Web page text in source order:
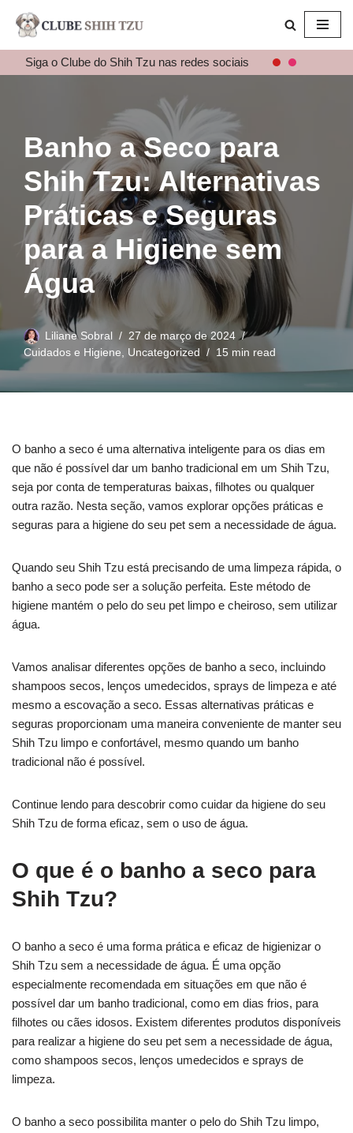
paraSiga o Clube do Shih Tzu nas redes sociais
Banho a Seco para
Shih Tzu: Alternativas
Práticas e Seguras
para a Higiene sem
Água
Liliane Sobral
27 de março de 2024
Cuidados e Higiene
Uncategorized 15 min read
O banho a seco é uma alternativa inteligente para os dias em
que não é possível dar um banho tradicional em um Shih Tzu,
seja por conta de temperaturas baixas, filhotes ou qualquer
outra razão. Nesta seção, vamos explorar opções práticas e
seguras para a higiene do seu pet sem a necessidade de água.
Quando seu Shih Tzu está precisando de uma limpeza rápida, o
banho a seco pode ser a solução perfeita. Este método de
higiene mantém o pelo do seu pet limpo e cheiroso, sem utilizar
água.
Vamos analisar diferentes opções de banho a seco, incluindo
shampoos secos, lenços umedecidos, sprays de limpeza e até
mesmo a escovação a seco. Essas alternativas práticas e
seguras proporcionam uma maneira conveniente de manter seu
Shih Tzu limpo e confortável, mesmo quando um banho
tradicional não é possível.
Continue lendo para descobrir como cuidar da higiene do seu
Shih Tzu de forma eficaz, sem o uso de água.
O que é o banho a seco para
Shih Tzu?
O banho a seco é uma forma prática e eficaz de higienizar o
Shih Tzu sem a necessidade de água. É uma opção
especialmente recomendada em situações em que não é
possível dar um banho tradicional, como em dias frios, para
filhotes ou cães idosos. Existem diferentes produtos disponíveis
para realizar a higiene do seu pet sem a necessidade de água,
como shampoos secos, lenços umedecidos e sprays de
limpeza.
O banho a seco possibilita manter o pelo do Shih Tzu limpo,